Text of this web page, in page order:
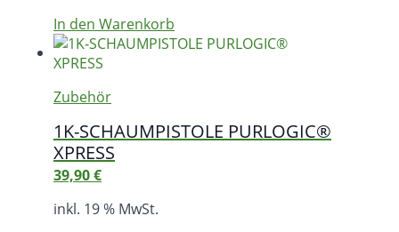
In den Warenkorb
Zubehör
1K-SCHAUMPISTOLE PURLOGIC®
XPRESS
39,90€
inkl. 19 % MwSt.